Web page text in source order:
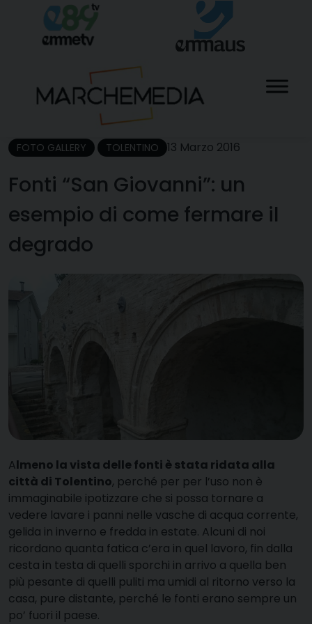
content
FOTO GALLERY TOLENTINO 13 Marzo 2016
Fonti “San Giovanni”: un
esempio di come fermare il
degrado
Almeno la vista delle fonti è stata ridata alla
città di Tolentino, perché per per l’uso non è
immaginabile ipotizzare che si possa tornare a
vedere lavare i panni nelle vasche di acqua corrente,
gelida in inverno e fredda in estate. Alcuni di noi
ricordano quanta fatica c’era in quel lavoro, fin dalla
cesta in testa di quelli sporchi in arrivo a quella ben
più pesante di quelli puliti ma umidi al ritorno verso la
casa, pure distante, perché le fonti erano sempre un
po’ fuori il paese.